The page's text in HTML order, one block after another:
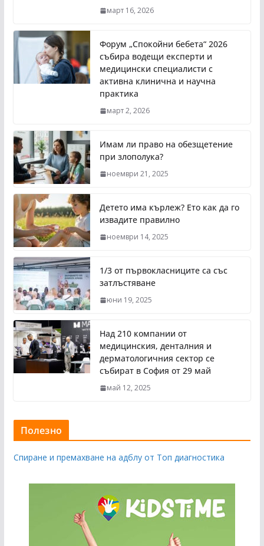
март 16, 2026
Форум „Спокойни бебета“ 2026
събира водещи експерти и
медицински специалисти с
активна клинична и научна
практика
март 2, 2026
Имам ли право на обезщетение
при злополука?
ноември 21, 2025
Детето има кърлеж? Ето как да го
извадите правилно
ноември 14, 2025
1/3 от първокласниците са със
затлъстяване
юни 19, 2025
Над 210 компании от
медицинския, денталния и
дерматологичния сектор се
събират в София от 29 май
май 12, 2025
Полезно
Спиране и премахване на адблу от Топ диагностика